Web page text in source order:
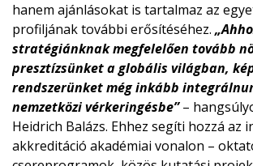
hanem ajánlásokat is tartalmaz az
profiljának további erősítéséhez.
stratégiánknak megfelelően tovább
presztízsünket a globális világban,
rendszerünket még inkább
nemzetközi vérkeringésbe”–
Heidrich Balázs. Ehhez segíti hozzá az
akkreditáció akadémiai vonalon –